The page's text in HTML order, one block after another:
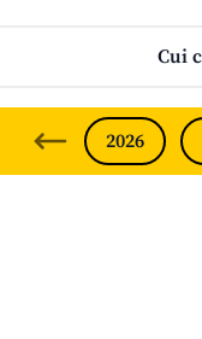
Cui
2026